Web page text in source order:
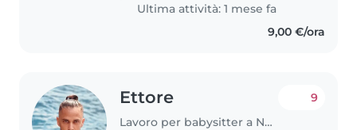
Ultima attività: 1 mese fa
9,00 €/ora
Ettore
Lavoro per babysitter a Napoli
9